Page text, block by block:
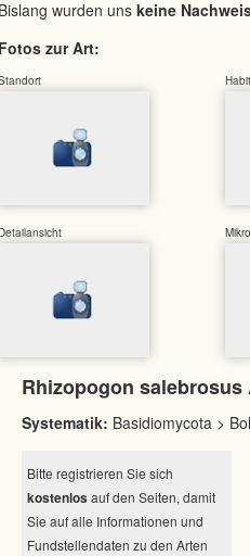
wurden uns keine
zur Art:
Rhizopogon salebrosus
Systematik: Basidiomycota >
Bitte registrieren Sie sich
kostenlos auf den Seiten, damit
Sie auf alle Informationen und
Fundstellendaten zu den Arten